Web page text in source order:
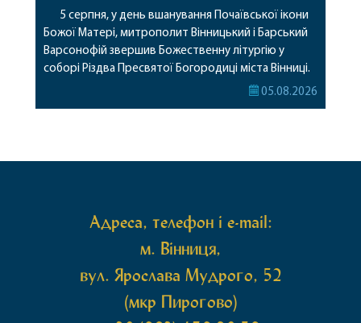
5 серпня, у день вшанування Почаївської ікони
Божої Матері, митрополит Вінницький і Барський
Варсонофій звершив Божественну літургію у
соборі Різдва Пресвятої Богородиці міста Вінниці.
Його Високопреосвященству співслужили05.08.2026
Адреса, телефон і e-mail:
м. Вінниця,
вул. Ярослава Мудрого, 52
(мкр Пирогово)